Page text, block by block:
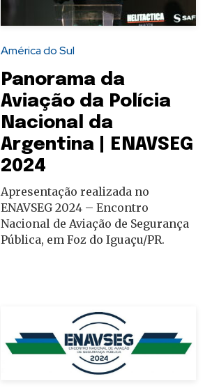
América do Sul
Panorama da
Aviação da Polícia
Nacional da
Argentina | ENAVSEG
2024
Apresentação realizada no
ENAVSEG 2024 – Encontro
Nacional de Aviação de Segurança
Pública, em Foz do Iguaçu/PR.